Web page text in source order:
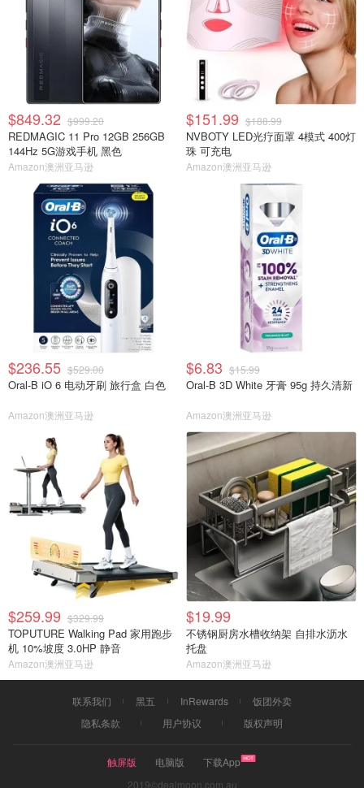
$849.32 $999.20
REDMAGIC 11 Pro 12GB 256GB
144Hz 5G游戏手机 黑色
Amazon澳洲亚马逊
$151.99 $188.99
NVBOTY LED光疗面罩 4模式 400灯
珠 可充电
Amazon澳洲亚马逊
$236.55 $529.00
Oral-B iO 6 电动牙刷 旅行盒 白色
Amazon澳洲亚马逊
$6.83 $15.99
Oral-B 3D White 牙膏 95g 持久清新
Amazon澳洲亚马逊
$259.99 $329.99
TOPUTURE Walking Pad 家用跑步
机 10%坡度 3.0HP 静音
Amazon澳洲亚马逊
$19.99
不锈钢厨房水槽收纳架 自排水沥水
托盘
Amazon澳洲亚马逊
联系我们 黑五 InRewards
饭团外卖
隐私条款
用户协议 版权声明
触屏版 电脑版
下载App
2019©dealmoon.com.au